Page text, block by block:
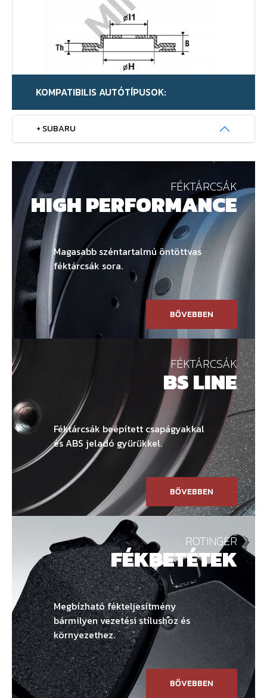
KOMPATIBILIS AUTÓTÍPUSOK:
+ SUBARU
FÉKTÁRCSÁK
HIGH PERFORMANCE
Magasabb széntartalmú öntöttvas
féktárcsák sora.
BŐVEBBEN
FÉKTÁRCSÁK
BS LINE
Féktárcsák beépített csapágyakkal
és ABS jeladó gyűrűkkel.
BŐVEBBEN
ROTINGER
FÉKBETÉTEK
Megbízható fékteljesítmény
bármilyen vezetési stílushoz és
környezethez.
BŐVEBBEN